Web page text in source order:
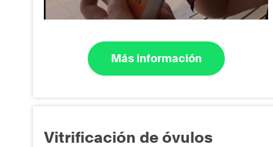
Más información
Vitrificación de óvulos